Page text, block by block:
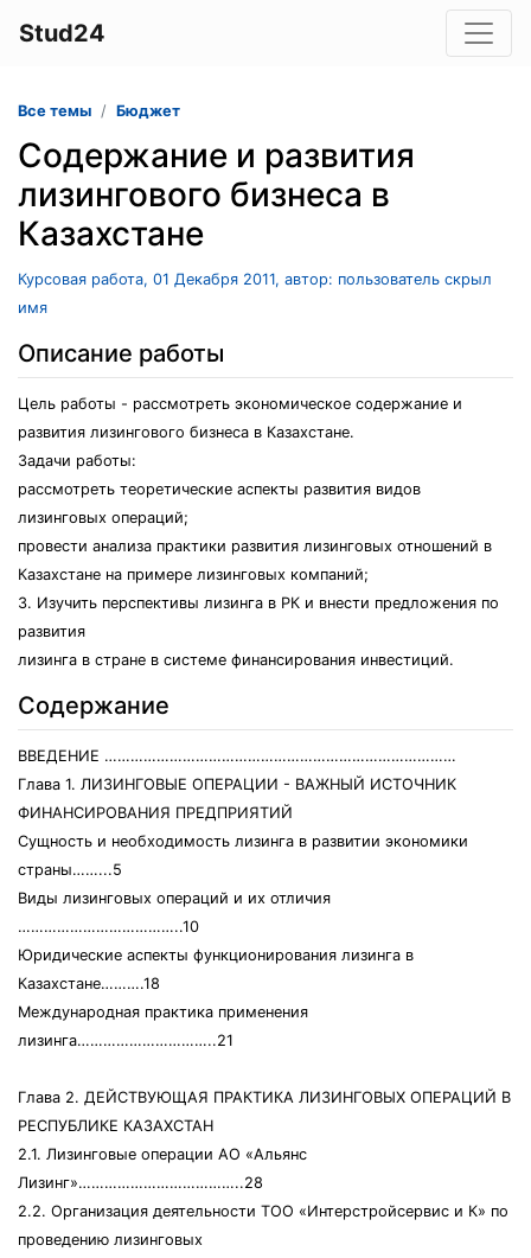
Stud24
Все темы Бюджет
Содержание и развития
лизингового бизнеса в
Казахстане
Курсовая работа, 01 Декабря 2011, автор: пользователь скрыл
имя
Описание работы
Цель работы - рассмотреть экономическое содержание и
развития лизингового бизнеса в Казахстане.
Задачи работы:
рассмотреть теоретические аспекты развития видов
лизинговых операций;
провести анализа практики развития лизинговых отношений в
Казахстане на примере лизинговых компаний;
3. Изучить перспективы лизинга в РК и внести предложения по
развития
лизинга в стране в системе финансирования инвестиций.
Содержание
ВВЕДЕНИЕ ………………………………………………………………………
Глава 1. ЛИЗИНГОВЫЕ ОПЕРАЦИИ - ВАЖНЫЙ ИСТОЧНИК
ФИНАНСИРОВАНИЯ ПРЕДПРИЯТИЙ
Сущность и необходимость лизинга в развитии экономики
страны……...5
Виды лизинговых операций и их отличия
………………………………..10
Юридические аспекты функционирования лизинга в
Казахстане……….18
Международная практика применения
лизинга…………………………..21
Глава 2. ДЕЙСТВУЮЩАЯ ПРАКТИКА ЛИЗИНГОВЫХ ОПЕРАЦИЙ В
РЕСПУБЛИКЕ КАЗАХСТАН
2.1. Лизинговые операции АО «Альянс
Лизинг»………………………………..28
2.2. Организация деятельности ТОО «Интерстройсервис и К» по
проведению лизинговых